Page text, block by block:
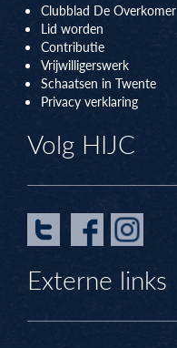
Clubblad De Overkomer
Lid worden
Contributie
Vrijwilligerswerk
Schaatsen in Twente
Privacy verklaring
Volg HIJC
Externe links